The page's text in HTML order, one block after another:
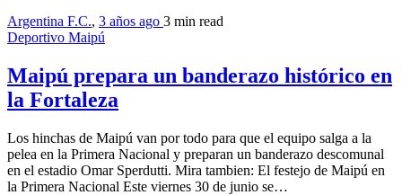
Argentina F.C., 3 años ago 3 min read
Deportivo Maipú
Maipú prepara un banderazo histórico en
la Fortaleza
Los hinchas de Maipú van por todo para que el equipo salga a la
pelea en la Primera Nacional y preparan un banderazo descomunal
en el estadio Omar Sperdutti. Mira tambien: El festejo de Maipú en
la Primera Nacional Este viernes 30 de junio se…